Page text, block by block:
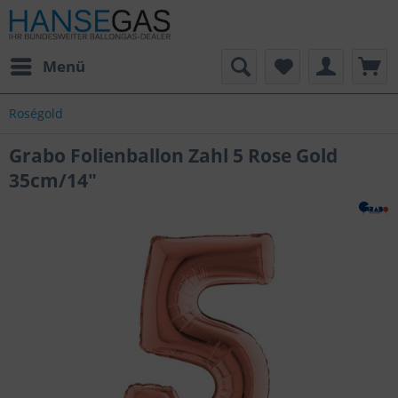
Menü
Roségold
Grabo Folienballon Zahl 5 Rose Gold
35cm/14"